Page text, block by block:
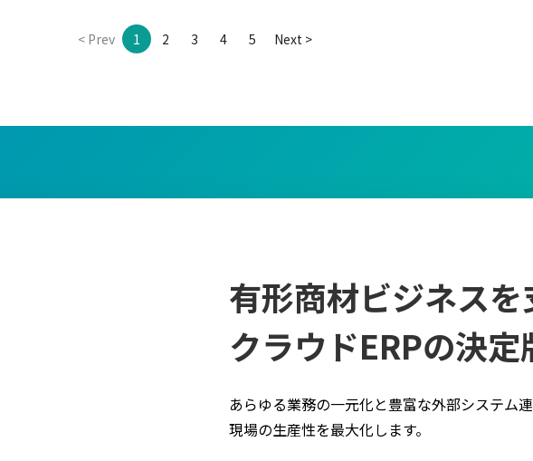
< Prev 1 2 3 4 5 Next >
有形商材ビジネスを
クラウドERPの決定
あらゆる業務の一元化と豊富な外部システム
現場の生産性を最大化します。